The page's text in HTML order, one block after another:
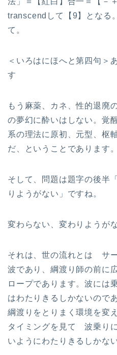
transcendして【9】とな
て。
＜いろはにほへと第四句
す
もう麻薬、カネ、性的退廃
の夢幻に酔いはしない。覚
系の理法に原初、元型、枢
だ、ということであります。
そして、問題は題字の後半
りようがない」ですね。
変わらない、変わりようが
それは、世の流れとは サ
波であり、綱渡り師の前に
ロープであります。波には
はわたりきるしかないので
綱渡りをとりまく環境を変
タイミングを見て 波乗り
いようにわたりきるしかな